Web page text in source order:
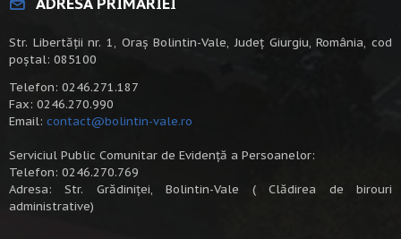
ADRESA PRIMĂRIEI
Str. Libertății nr. 1, Oraș Bolintin-Vale, Județ Giurgiu, România, cod
poștal: 085100
Telefon: 0246.271.187
Fax: 0246.270.990
Email: contact@bolintin-vale.ro
Serviciul Public Comunitar de Evidență a Persoanelor:
Telefon: 0246.270.769
Adresa: Str. Grădiniței, Bolintin-Vale ( Clădirea de birouri
administrative)